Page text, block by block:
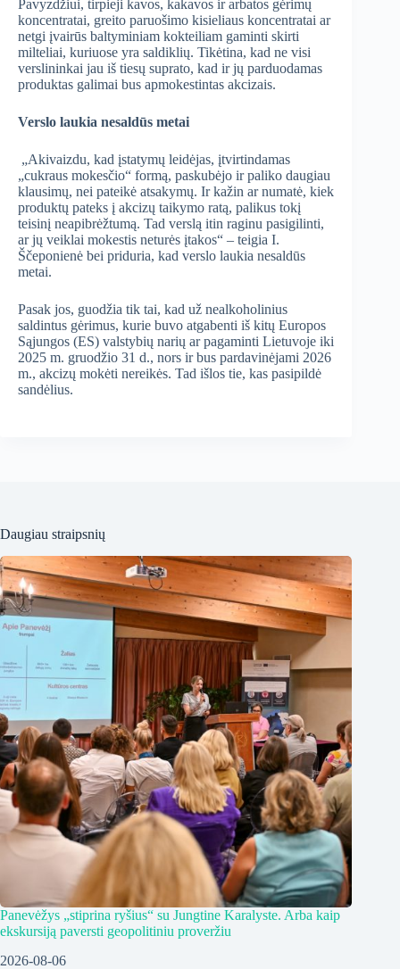
Pavyzdžiui, tirpieji kavos, kakavos ir arbatos gėrimų
koncentratai, greito paruošimo kisieliaus koncentratai ar
netgi įvairūs baltyminiam kokteiliam gaminti skirti
milteliai, kuriuose yra saldiklių. Tikėtina, kad ne visi
verslininkai jau iš tiesų suprato, kad ir jų parduodamas
produktas galimai bus apmokestintas akcizais.
Verslo laukia nesaldūs metai
„Akivaizdu, kad įstatymų leidėjas, įtvirtindamas
„cukraus mokesčio“ formą, paskubėjo ir paliko daugiau
klausimų, nei pateikė atsakymų. Ir kažin ar numatė, kiek
produktų pateks į akcizų taikymo ratą, palikus tokį
teisinį neapibrėžtumą. Tad verslą itin raginu pasigilinti,
ar jų veiklai mokestis neturės įtakos“ – teigia I.
Ščeponienė bei priduria, kad verslo laukia nesaldūs
metai.
Pasak jos, guodžia tik tai, kad už nealkoholinius
saldintus gėrimus, kurie buvo atgabenti iš kitų Europos
Sąjungos (ES) valstybių narių ar pagaminti Lietuvoje iki
2025 m. gruodžio 31 d., nors ir bus pardavinėjami 2026
m., akcizų mokėti nereikės. Tad išlos tie, kas pasipildė
sandėlius.
Daugiau straipsnių
Panevėžys „stiprina ryšius“ su Jungtine Karalyste. Arba kaip
ekskursiją paversti geopolitiniu proveržiu
2026-08-06